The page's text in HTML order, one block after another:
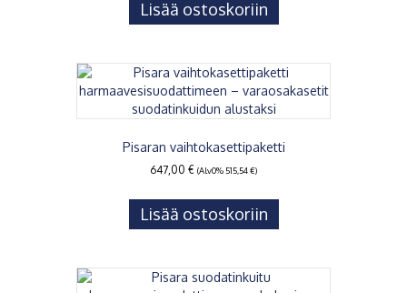
Lisää ostoskoriin
Pisaran vaihtokasettipaketti
647,00 € (Alv0% 515,54€)
Lisää ostoskoriin